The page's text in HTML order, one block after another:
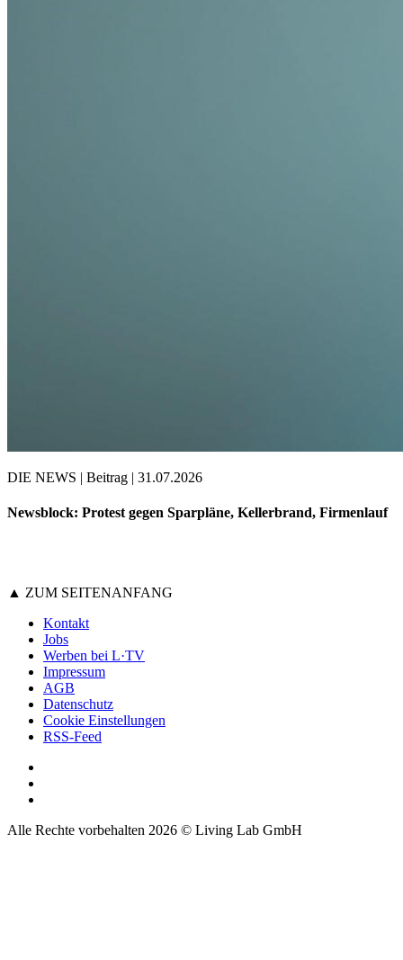
DIE NEWS | Beitrag | 31.07.2026
Newsblock: Protest gegen Sparpläne, Kellerbrand, Firmenlauf
▲ ZUM SEITENANFANG
Kontakt
Jobs
Werben bei L·TV
Impressum
AGB
Datenschutz
Cookie Einstellungen
RSS-Feed
Alle Rechte vorbehalten 2026 © Living Lab GmbH